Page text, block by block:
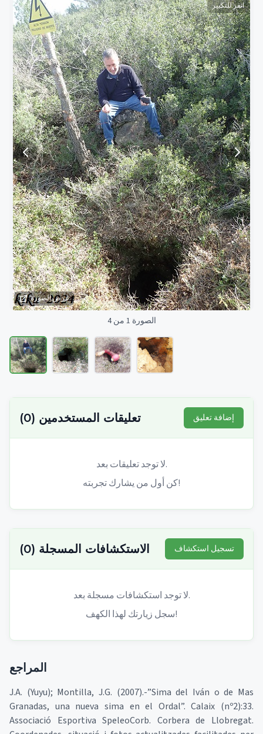
عرض الصورة
انقر للتكبير
الصورة 1 من 4
تعليقات المستخدمين (
0
) إضافة تعليق
لا توجد تعليقات بعد.
كن أول من يشارك تجربته!
الاستكشافات المسجلة (
0
) تسجيل استكشاف
لا توجد استكشافات مسجلة بعد.
سجل زيارتك لهذا الكهف!
المراجع
J.A. (Yuyu); Montilla, J.G. (2007).-”Sima del Iván o de Mas
Granadas, una nueva sima en el Ordal”. Calaix (nº2):33.
Associació Esportiva SpeleoCorb. Corbera de Llobregat.